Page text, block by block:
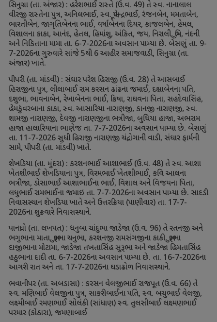
સિનુગ્રા (તા. અંજાર) : હરેશભાઈ રાસ્તે (ઉ.વ. 49) તે સ્વ. નાનાલાલ
વીરજી રાસ્તેના પુત્ર, અનિલભાઈ, સ્વ. ભૂપેન્દ્રભાઈ, રંજનબેન, મમતાબેન,
ભારતીબેન, જાગૃતિબેનના ભાઈ, વર્ષાબેનના દિયર, કાજલબેન, હેમલ,
વિશાલના કાકા, આનંદ, હેતલ, હિમાંશુ, અંકિત, જય, નિરાલી,ભૂમિ, નંદની
અને નિકિતાના મામા તા. 6-7-2026ના અવસાન પામ્યા છે. બેસણું તા. 9-
7-2026ના ગુરુવારે સાંજે5થી6આહીર સમાજવાડી, સિનુગ્રા (તા.
અંજાર) ખાતે.
પીપરી (તા. માંડવી) : સંઘાર પરેશ હિરાજી (ઉ.વ. 28) તે આસબાઈ
હિરાજીના પુત્ર, લીલાબાઈ રામ કરસન ઢાંઢના જમાઈ, દક્ષાબેનના પતિ,
દશુભા, ભાવનાબેન, રેખાબેનના ભાઈ, ક્રિષા, રાઘવના પિતા, સહદેવાસિંહ,
હેમકુંવરબાના કાકા, સ્વ. આસારિયા નારાણજી, કાનજી નારાણજી, સ્વ.
શામજી નારાણજી, દેવજી નારાણજીના ભત્રીજા, બુધિયા હાજા, અભરામ
હાજા હાલારિયાના ભાણેજ તા. 7-7-2026ના અવસાન પામ્યા છે. બેસણું
તા. 11-7-2026સુધી હિરાજી નારાણજી ચંદ્રોગાની વાડી, સંઘાર ફાર્મની
સામે,પીપરી (તા. માંડવી) ખાતે.
શેખડિયા (તા. મુંદરા) : કરશનભાઈ આશાભાઈ (ઉ.વ. 48) તે સ્વ. આશા
ખેતશીભાઈ શેખડિયાના પુત્ર, વિરમભાઈ ખેતશીભાઈ, કવિ આલના
ભત્રીજા, ડોસાભાઈ આશાભાઈના ભાઈ, વિશાલ અને વિજયના પિતા,
લધુભાઈ રામભાઈના જમાઇ તા. 7-7-2026ના અવસાન પામ્યા છે. સાદડી
નિવાસસ્થાન શેખડિયા ખાતે અને ઉત્તરક્રિયા (પાણીવાર) તા. 17-7-
2026ના શુક્રવારે નિવાસસ્થાને.
પાનધ્રો (તા. લખપત) : ધનુબા ચાંદુભા જાડેજા (ઉ.વ. 96) તે રતનજી અને
ભગુભાના માતા,ભુરૂભા ચનુભા, કરશનજી રામસંગજીના કાકી,ભુરૂભા
દાજીભાના મોટામા, જાડેજા તખતાસિંહ સુરૂભા અને જાડેજા હિમતાસિંહ
હઠુભાના દાદી તા. 6-7-2026ના અવસાન પામ્યા છે. તા. 16-7-2026ના
આગરી રાત અને તા. 17-7-2026ના ઘડાઢોળ નિવાસસ્થાને.
ભવાનીપર (તા. અબડાસા) : કરસન વેલજીભાઈ રાજપૂત (ઉ.વ. 66) તે
સ્વ. મણિબાઈ વેલજીના પુત્ર, સાકરીબાઈના પતિ, સ્વ. બચુભાઈ વેલજી,
લક્ષ્મીબાઈ રમણભાઈ સોલંકી (સાંધાણ) સ્વ. તુલસીબાઈ લક્ષ્મણભાઈ
પરમાર (કોઠારા), જમણાબાઈ